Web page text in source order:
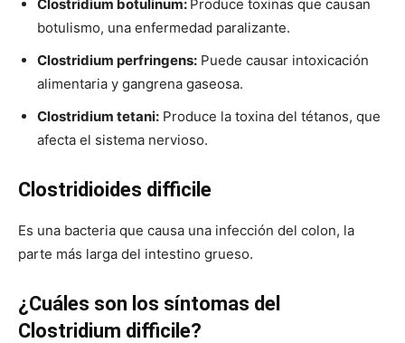
Clostridium botulinum: Produce toxinas que causan
botulismo, una enfermedad paralizante.
Clostridium perfringens: Puede causar intoxicación
alimentaria y gangrena gaseosa.
Clostridium tetani: Produce la toxina del tétanos, que
afecta el sistema nervioso.
Clostridioides difficile
Es una bacteria que causa una infección del colon, la
parte más larga del intestino grueso.
¿Cuáles son los síntomas del
Clostridium difficile?